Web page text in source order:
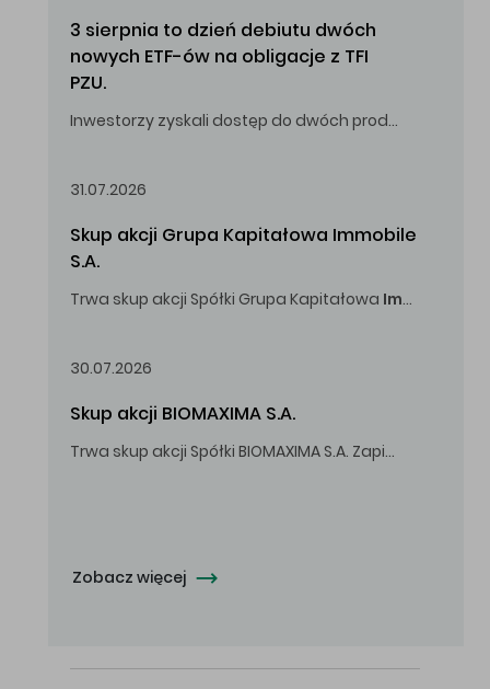
3 sierpnia to dzień debiutu dwóch
nowych ETF-ów na obligacje z TFI
PZU.
Inwestorzy zyskali dostęp do dwóch produktów umożliwiających inwestowanie w obligacje skarbowe.
31.07.2026
Skup akcji Grupa Kapitałowa Immobile
S.A.
Trwa skup akcji Spółki Grupa Kapitałowa Immobile
30.07.2026
Skup akcji BIOMAXIMA S.A.
Trwa skup akcji Spółki BIOMAXIMA S.A. Zapisy do 4 sierpnia 2026 r. do godz. 16.00.
Zobacz więcej